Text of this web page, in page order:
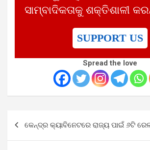
ସାମ୍ବାଦିକତାକୁ ଶକ୍ତିଶାଳୀ
SUPPORT US
Spread the love
navigation
କେନ୍ଦ୍ର କ୍ୟାବିନେଟରେ ରାଜ୍ୟ ପାଇଁ ୬ଟି